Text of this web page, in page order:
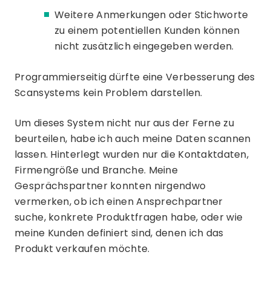
Weitere Anmerkungen oder Stichworte
zu einem potentiellen Kunden können
nicht zusätzlich eingegeben werden.
Programmierseitig dürfte eine Verbesserung des
Scansystems kein Problem darstellen.
Um dieses System nicht nur aus der Ferne zu
beurteilen, habe ich auch meine Daten scannen
lassen. Hinterlegt wurden nur die Kontaktdaten,
Firmengröße und Branche. Meine
Gesprächspartner konnten nirgendwo
vermerken, ob ich einen Ansprechpartner
suche, konkrete Produktfragen habe, oder wie
meine Kunden definiert sind, denen ich das
Produkt verkaufen möchte.